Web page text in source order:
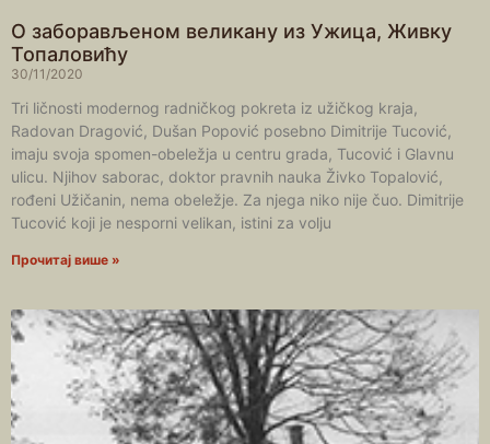
О заборављеном великану из Ужица, Живку
Топаловићу
30/11/2020
Tri ličnosti modernog radničkog pokreta iz užičkog kraja,
Radovan Dragović, Dušan Popović posebno Dimitrije Tucović,
imaju svoja spomen-obeležja u centru grada, Tucović i Glavnu
ulicu. Njihov saborac, doktor pravnih nauka Živko Topalović,
rođeni Užičanin, nema obeležje. Za njega niko nije čuo. Dimitrije
Tucović koji je nesporni velikan, istini za volju
Прочитај више »